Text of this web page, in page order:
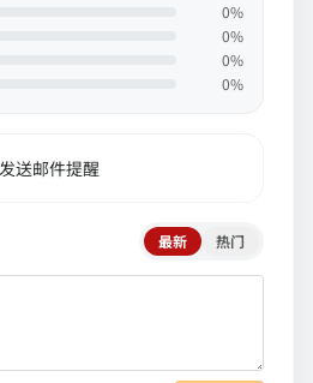
0%
0%
0%
0%
送邮件提醒
最新 热门